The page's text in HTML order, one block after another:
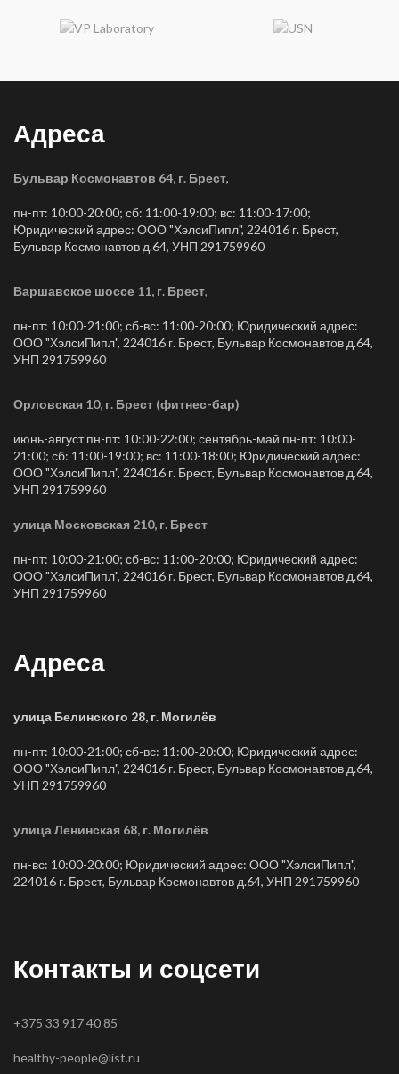
Адреса
Бульвар Космонавтов 64, г. Брест,
пн-пт: 10:00-20:00; сб: 11:00-19:00; вс: 11:00-17:00;
Юридический адрес: ООО "ХэлсиПипл", 224016 г. Брест,
Бульвар Космонавтов д.64, УНП 291759960
Варшавское шоссе 11, г. Брест,
пн-пт: 10:00-21:00; сб-вс: 11:00-20:00; Юридический адрес:
ООО "ХэлсиПипл", 224016 г. Брест, Бульвар Космонавтов д.64,
УНП 291759960
Орловская 10, г. Брест (фитнес-бар)
июнь-август пн-пт: 10:00-22:00; сентябрь-май пн-пт: 10:00-
21:00; сб: 11:00-19:00; вс: 11:00-18:00; Юридический адрес:
ООО "ХэлсиПипл", 224016 г. Брест, Бульвар Космонавтов д.64,
УНП 291759960
улица Московская 210, г. Брест
пн-пт: 10:00-21:00; сб-вс: 11:00-20:00; Юридический адрес:
ООО "ХэлсиПипл", 224016 г. Брест, Бульвар Космонавтов д.64,
УНП 291759960
Адреса
улица Белинского 28, г. Могилёв
пн-пт: 10:00-21:00; сб-вс: 11:00-20:00; Юридический адрес:
ООО "ХэлсиПипл", 224016 г. Брест, Бульвар Космонавтов д.64,
УНП 291759960
улица Ленинская 68, г. Могилёв
пн-вс: 10:00-20:00; Юридический адрес: ООО "ХэлсиПипл",
224016 г. Брест, Бульвар Космонавтов д.64, УНП 291759960
Контакты и соцсети
+375 33 917 40 85
healthy-people@list.ru